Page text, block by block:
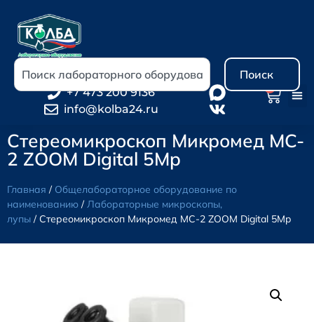
Поиск
+7 473 200 9136
info@kolba24.ru
Стереомикроскоп Микромед MC-
2 ZOOM Digital 5Mp
Главная / Общелабораторное оборудование по
наименованию /Лабораторные микроскопы,
лупы / Стереомикроскоп Микромед MC-2 ZOOM Digital 5Mp